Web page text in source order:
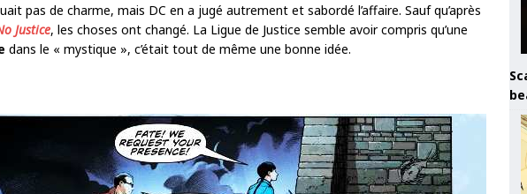
pas de charme, mais DC en a jugé autrement et sabordé l’affaire. Sauf qu’après
Justice, les choses ont changé. La Ligue de Justice semble avoir compris qu’une
dans le « mystique », c’était tout de même une bonne idée.